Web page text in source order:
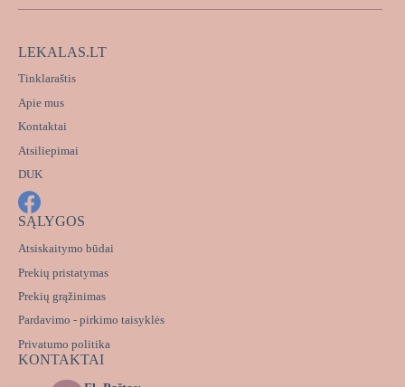
LEKALAS.LT
Tinklaraštis
Apie mus
Kontaktai
Atsiliepimai
DUK
SĄLYGOS
Atsiskaitymo būdai
Prekių pristatymas
Prekių grąžinimas
Pardavimo - pirkimo taisyklės
Privatumo politika
KONTAKTAI